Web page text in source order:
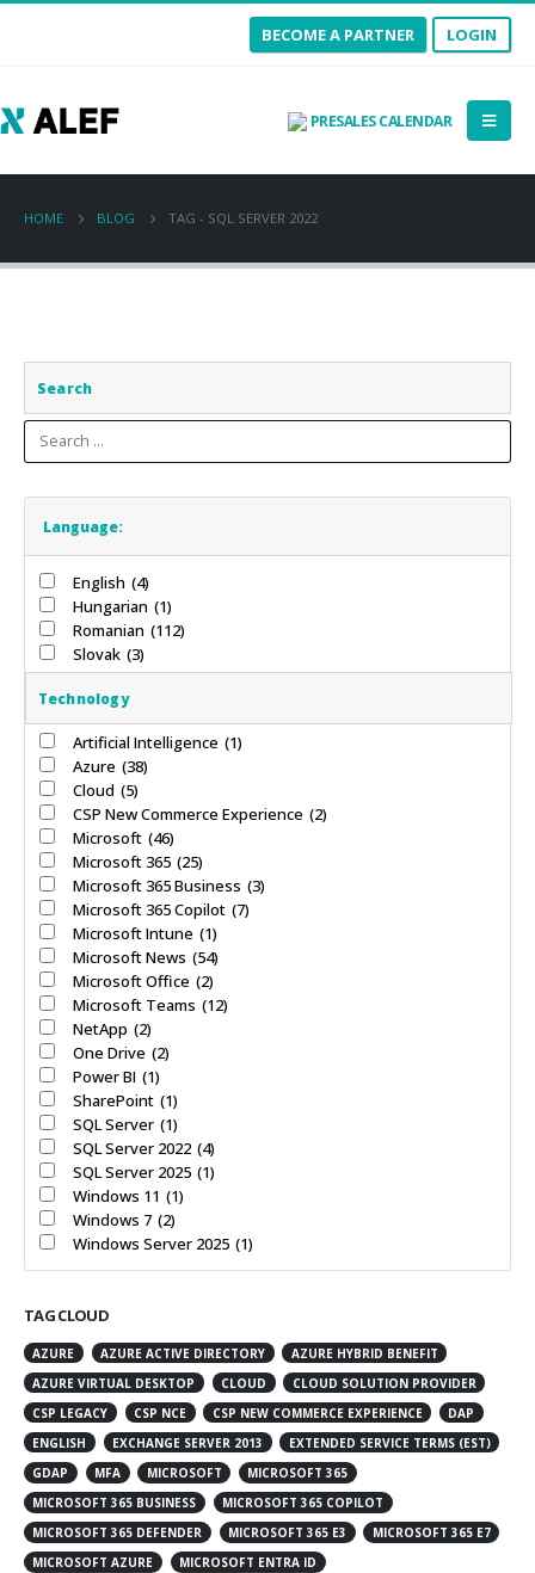
BECOME A PARTNER LOGIN
PRESALES CALENDAR
HOME BLOG TAG - SQL SERVER 2022
Search
Language:
English (4)
Hungarian (1)
Romanian (112)
Slovak (3)
Technology
Artificial Intelligence (1)
Azure (38)
Cloud (5)
CSP New Commerce Experience (2)
Microsoft (46)
Microsoft 365 (25)
Microsoft 365 Business (3)
Microsoft 365 Copilot (7)
Microsoft Intune (1)
Microsoft News (54)
Microsoft Office (2)
Microsoft Teams (12)
NetApp (2)
One Drive (2)
Power BI (1)
SharePoint (1)
SQL Server (1)
SQL Server 2022 (4)
SQL Server 2025 (1)
Windows 11 (1)
Windows 7 (2)
Windows Server 2025 (1)
TAG CLOUD
AZURE AZURE ACTIVE DIRECTORY
AZURE HYBRID BENEFIT
AZURE VIRTUAL DESKTOP
CLOUD
CLOUD SOLUTION PROVIDER
CSP LEGACY
CSP NCE CSP NEW COMMERCE EXPERIENCE
DAP
ENGLISH
EXCHANGE SERVER 2013
EXTENDED SERVICE TERMS (EST)
GDAP
MFA MICROSOFT
MICROSOFT 365
MICROSOFT 365 BUSINESS
MICROSOFT 365 COPILOT
MICROSOFT 365 DEFENDER
MICROSOFT 365 E3
MICROSOFT 365 E7
MICROSOFT AZURE
MICROSOFT ENTRA ID